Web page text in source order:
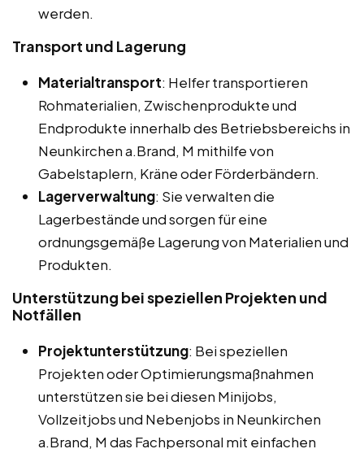
werden.
Transport und Lagerung
Materialtransport: Helfer transportieren
Rohmaterialien, Zwischenprodukte und
Endprodukte innerhalb des Betriebsbereichs in
Neunkirchen a.Brand, M mithilfe von
Gabelstaplern, Kräne oder Förderbändern.
Lagerverwaltung: Sie verwalten die
Lagerbestände und sorgen für eine
ordnungsgemäße Lagerung von Materialien und
Produkten.
Unterstützung bei speziellen Projekten und
Notfällen
Projektunterstützung: Bei speziellen
Projekten oder Optimierungsmaßnahmen
unterstützen sie bei diesen Minijobs,
Vollzeitjobs und Nebenjobs in Neunkirchen
a.Brand, M das Fachpersonal mit einfachen